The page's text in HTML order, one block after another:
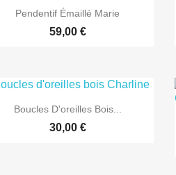
 Aperçu rapide
Pendentif Émaillé Marie
59,00 €
 Aperçu rapide
Boucles D'oreilles Bois...
30,00 €